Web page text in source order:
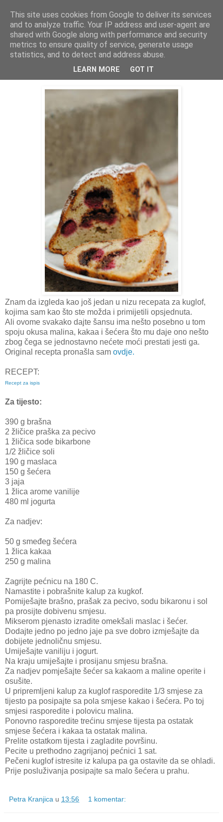
THURSDAYSCOOKING
četvrtak, 30. kolovoza 2018.
Kuglof sa malinama
Znam da izgleda kao još jedan u nizu recepata za kuglof,
kojima sam kao što ste možda i primijetili opsjednuta.
Ali ovome svakako dajte šansu ima nešto posebno u tom
spoju okusa malina, kakaa i šećera što mu daje ono nešto
zbog čega se jednostavno nećete moći prestati jesti ga.
Original recepta pronašla sam ovdje.
RECEPT:
Recept za ispis
Za tijesto:
390 g brašna
2 žličice praška za pecivo
1 žličica sode bikarbone
1/2 žličice soli
190 g maslaca
150 g šećera
3 jaja
1 žlica arome vanilije
480 ml jogurta
Za nadjev:
50 g smeđeg šećera
1 žlica kakaa
250 g malina
Zagrijte pećnicu na 180 C.
Namastite i pobrašnite kalup za kugkof.
Pomiješajte brašno, prašak za pecivo, sodu bikaronu i sol
pa prosijte dobivenu smjesu.
Mikserom pjenasto izradite omekšali maslac i šećer.
Dodajte jedno po jedno jaje pa sve dobro izmješajte da
dobijete jednoličnu smjesu.
Umiješajte vaniliju i jogurt.
Na kraju umiješajte i prosijanu smjesu brašna.
Za nadjev pomješajte šećer sa kakaom a maline operite i
osušite.
U pripremljeni kalup za kuglof rasporedite 1/3 smjese za
tijesto pa posipajte sa pola smjese kakao i šećera. Po toj
smjesi rasporedite i polovicu malina.
Ponovno rasporedite trećinu smjese tijesta pa ostatak
smjese šećera i kakaa ta ostatak malina.
Prelite ostatkom tijesta i zagladite površinu.
Pecite u prethodno zagrijanoj pećnici 1 sat.
Pečeni kuglof istresite iz kalupa pa ga ostavite da se ohladi.
Prije posluživanja posipajte sa malo šećera u prahu.
Petra Kranjica u 13:56 1 komentar:
This site uses cookies from Google to deliver its services
and to analyze traffic. Your IP address and user-agent are
shared with Google along with performance and security
metrics to ensure quality of service, generate usage
statistics, and to detect and address abuse.
LEARN MORE GOT IT